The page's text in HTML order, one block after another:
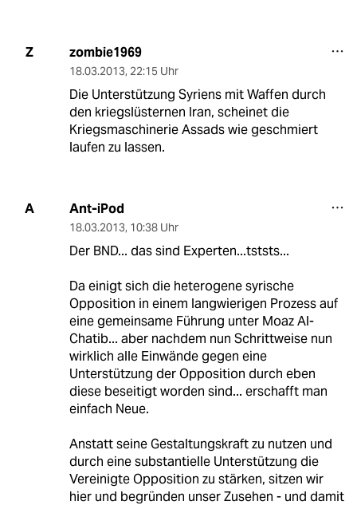
Z zombie1969
18.03.2013, 22:15 Uhr
Die Unterstützung Syriens mit Waffen durch
den kriegslüsternen Iran, scheinet die
Kriegsmaschinerie Assads wie geschmiert
laufen zu lassen.
A Ant-iPod
18.03.2013, 10:38 Uhr
Der BND... das sind Experten...tststs...
Da einigt sich die heterogene syrische
Opposition in einem langwierigen Prozess auf
eine gemeinsame Führung unter Moaz Al-
Chatib... aber nachdem nun Schrittweise nun
wirklich alle Einwände gegen eine
Unterstützung der Opposition durch eben
diese beseitigt worden sind... erschafft man
einfach Neue.
Anstatt seine Gestaltungskraft zu nutzen und
durch eine substantielle Unterstützung die
Vereinigte Opposition zu stärken, sitzen wir
hier und begründen unser Zusehen - und damit